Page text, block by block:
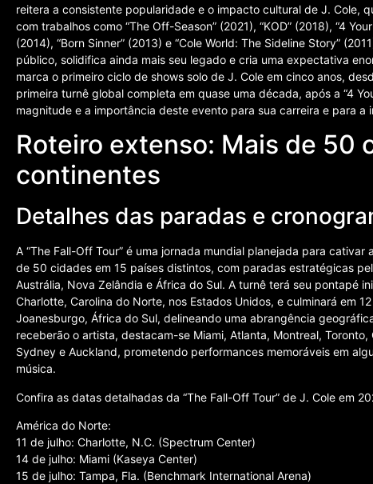
reitera a consistente popularidade e o impacto cultural de J. Cole,
com trabalhos como “The Off-Season” (2021), “KOD” (2018), “4
(2014), “Born Sinner” (2013) e “Cole World: The Sideline Story”
público, solidifica ainda mais seu legado e cria uma expectativa
marca o primeiro ciclo de shows solo de J. Cole em cinco anos,
primeira turnê global completa em quase uma década, após a “4
magnitude e a importância deste evento para sua carreira e para a
Roteiro extenso: Mais de 50
continentes
Detalhes das paradas e
A “The Fall-Off Tour” é uma jornada mundial planejada para
de 50 cidades em 15 países distintos, com paradas estratégicas
Austrália, Nova Zelândia e África do Sul. A turnê terá seu pontapé
Charlotte, Carolina do Norte, nos Estados Unidos, e culminará em
Joanesburgo, África do Sul, delineando uma abrangência
receberão o artista, destacam-se Miami, Atlanta, Montreal,
Sydney e Auckland, prometendo performances memoráveis em
música.
Confira as datas detalhadas da “The Fall-Off Tour” de J. Cole em
América do Norte:
11 de julho: Charlotte, N.C. (Spectrum Center)
14 de julho: Miami (Kaseya Center)
15 de julho: Tampa, Fla. (Benchmark International Arena)